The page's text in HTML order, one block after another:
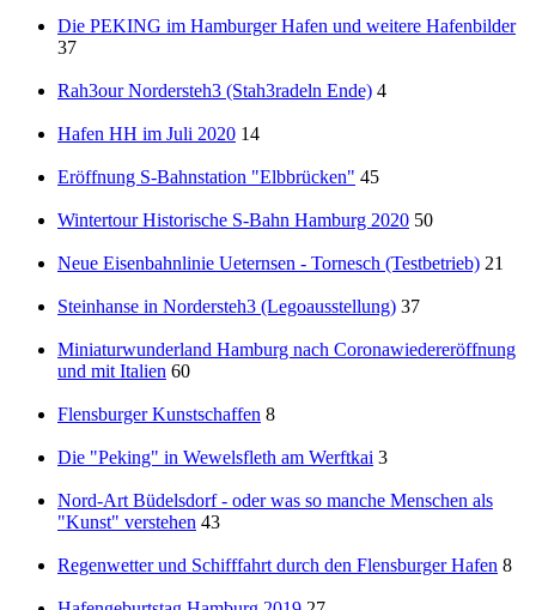
Die PEKING im Hamburger Hafen und weitere Hafenbilder
37
Rah3our Nordersteh3 (Stah3radeln Ende) 4
Hafen HH im Juli 2020 14
Eröffnung S-Bahnstation "Elbbrücken" 45
Wintertour Historische S-Bahn Hamburg 2020 50
Neue Eisenbahnlinie Ueternsen - Tornesch (Testbetrieb) 21
Steinhanse in Nordersteh3 (Legoausstellung) 37
Miniaturwunderland Hamburg nach Coronawiedereröffnung
und mit Italien 60
Flensburger Kunstschaffen 8
Die "Peking" in Wewelsfleth am Werftkai 3
Nord-Art Büdelsdorf - oder was so manche Menschen als
"Kunst" verstehen 43
Regenwetter und Schifffahrt durch den Flensburger Hafen 8